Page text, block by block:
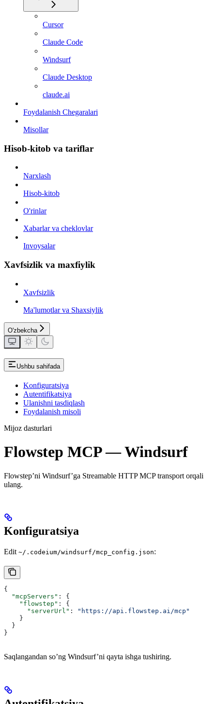
Cursor
Claude Code
Windsurf
Claude Desktop
claude.ai
Foydalanish Chegaralari
Misollar
Hisob-kitob va tariflar
Narxlash
Hisob-kitob
O'rinlar
Xabarlar va cheklovlar
Invoysalar
Xavfsizlik va maxfiylik
Xavfsizlik
Ma'lumotlar va Shaxsiylik
O'zbekcha
Ushbu sahifada
Konfiguratsiya
Autentifikatsiya
Ulanishni tasdiqlash
Foydalanish misoli
Mijoz dasturlari
Flowstep MCP — Windsurf
Flowstep’ni Windsurf’ga Streamable HTTP MCP transport orqali
ulang.
Konfiguratsiya
Edit ~/.codeium/windsurf/mcp_config.json:
{
  "mcpServers"
: {
    "flowstep"
: {
      "serverUrl"
:
"https://api.flowstep.ai/mcp"
    }
  }
}
Saqlangandan so’ng Windsurf’ni qayta ishga tushiring.